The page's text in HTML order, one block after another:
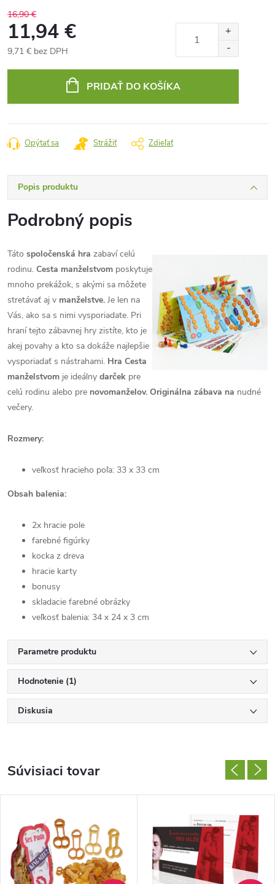
16,90 €
11,94 €
9,71 € bez DPH
PRIDAŤ DO KOŠÍKA
Opýtať sa Strážiť Zdieľať
Popis produktu
Podrobný popis
Táto spoločenská hra zabaví celú
rodinu. Cesta manželstvom poskytuje
mnoho prekážok, s akými sa môžete
stretávať aj v manželstve. Je len na
Vás, ako sa s nimi vysporiadate. Pri
hraní tejto zábavnej hry zistíte, kto je
akej povahy a kto sa dokáže najlepšie
vysporiadať s nástrahami. Hra Cesta
manželstvom je ideálny darček pre
celú rodinu alebo pre novomanželov. Originálna zábava na nudné
večery.
Rozmery:
veľkosť hracieho poľa: 33 x 33 cm
Obsah balenia:
2x hracie pole
farebné figúrky
kocka z dreva
hracie karty
bonusy
skladacie farebné obrázky
veľkosť balenia: 34 x 24 x 3 cm
Parametre produktu
Hodnotenie (1)
Diskusia
Súvisiaci tovar